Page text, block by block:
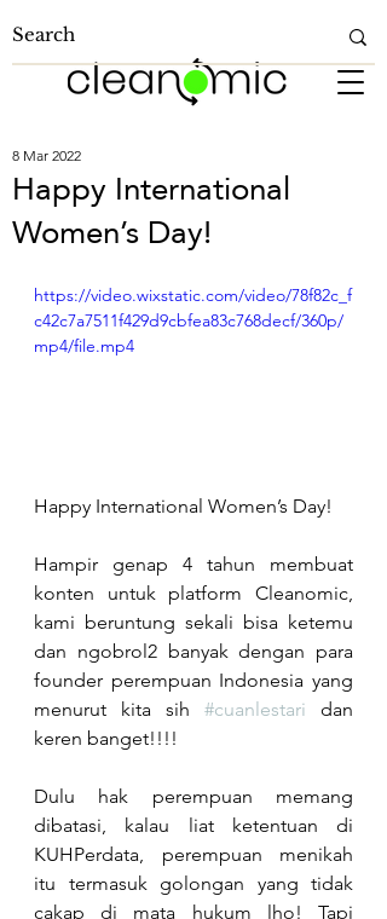
Happy International
Women’s Day!
8 Mar 2022
https://video.wixstatic.com/video/78f82c_f
c42c7a7511f429d9cbfea83c768decf/360p/
mp4/file.mp4
Happy International Women’s Day!
Hampir genap 4 tahun membuat
konten untuk platform Cleanomic,
kami beruntung sekali bisa ketemu
dan ngobrol2 banyak dengan para
founder perempuan Indonesia yang
menurut kita sih #cuanlestari dan
keren banget!!!!
Dulu hak perempuan memang
dibatasi, kalau liat ketentuan di
KUHPerdata, perempuan menikah
itu termasuk golongan yang tidak
cakap di mata hukum lho! Tapi